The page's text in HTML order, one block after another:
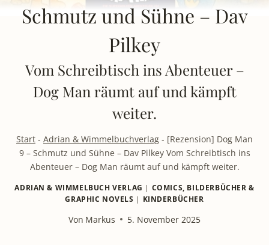
Schmutz und Sühne – Dav
Pilkey
Vom Schreibtisch ins Abenteuer –
Dog Man räumt auf und kämpft
weiter.
Start - Adrian & Wimmelbuchverlag - [Rezension] Dog Man
9 – Schmutz und Sühne – Dav Pilkey Vom Schreibtisch ins
Abenteuer – Dog Man räumt auf und kämpft weiter.
ADRIAN & WIMMELBUCH VERLAG | COMICS, BILDERBÜCHER &
GRAPHIC NOVELS | KINDERBÜCHER
Von Markus 5. November 2025